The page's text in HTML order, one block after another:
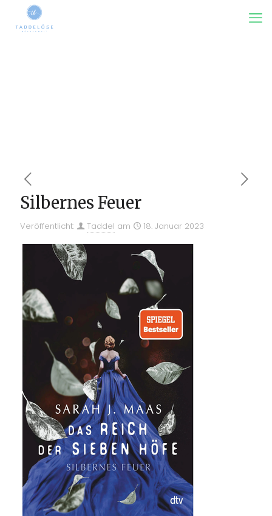
Silbernes Feuer
Veröffentlicht: Taddel am 18. Januar 2023